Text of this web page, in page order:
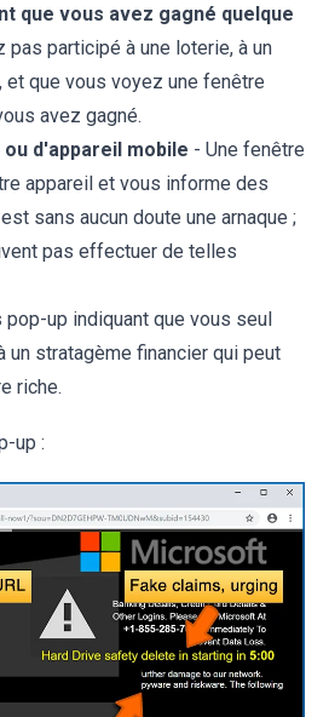
que vous avez gagné quelque
pas participé à une loterie, à un
et que vous voyez une fenêtre
avez gagné.
d'appareil mobile - Une fenêtre
appareil et vous informe des
sans aucun doute une arnaque ;
pas effectuer de telles
pop-up indiquant que vous seul
un stratagème financier qui peut
riche.
up :